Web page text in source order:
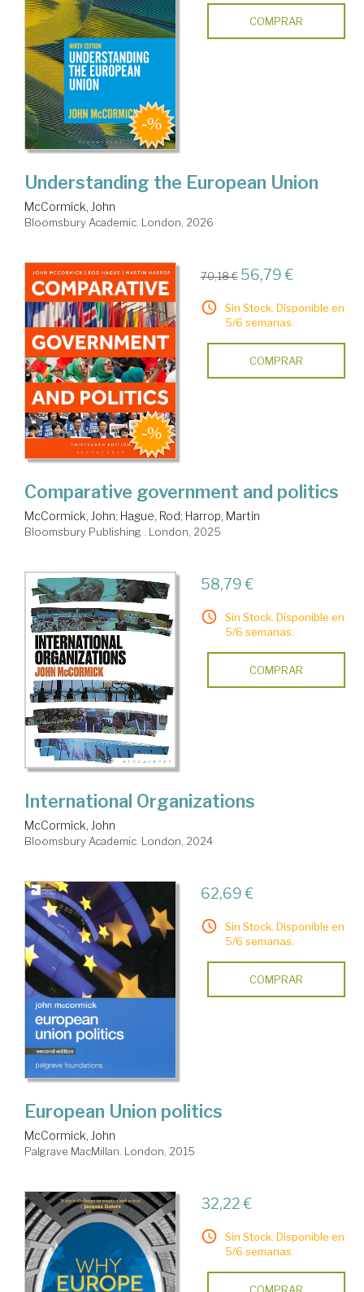
COMPRAR
Understanding the European Union
McCormick, John
Bloomsbury Academic. London, 2026
70,18 € 56,79 €
Sin Stock. Disponible en
5/6 semanas.
COMPRAR
Comparative government and politics
McCormick, John; Hague, Rod; Harrop, Martin
Bloomsbury Publishing . London, 2025
58,79 €
Sin Stock. Disponible en
5/6 semanas.
COMPRAR
International Organizations
McCormick, John
Bloomsbury Academic. London, 2024
62,69 €
Sin Stock. Disponible en
5/6 semanas.
COMPRAR
European Union politics
McCormick, John
Palgrave MacMillan. London, 2015
32,22 €
Sin Stock. Disponible en
5/6 semanas.